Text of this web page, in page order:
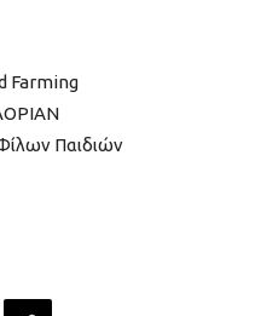
Farming
Παιδιών